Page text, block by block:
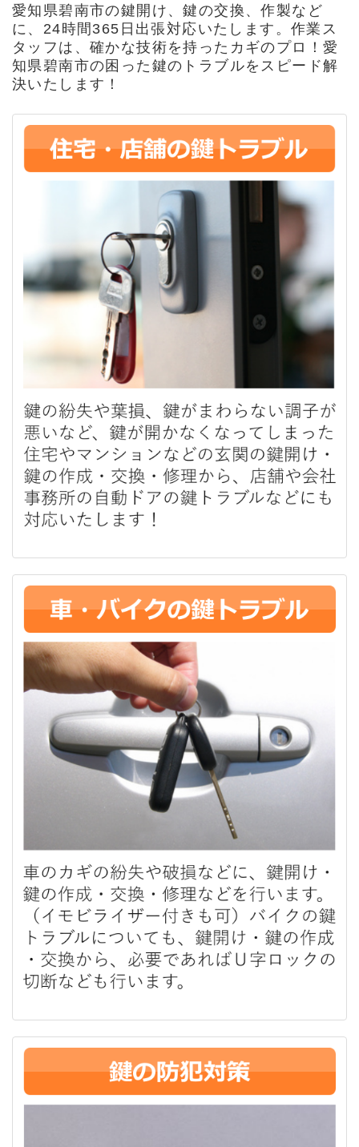
愛知県碧南市の鍵開け、鍵の交換、作製など
に、24時間365日出張対応いたします。作業ス
タッフは、確かな技術を持ったカギのプロ！愛
知県碧南市の困った鍵のトラブルをスピード解
決いたします！